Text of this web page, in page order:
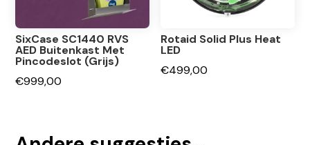
SixCase SC1440 RVS
AED Buitenkast Met
Pincodeslot (Grijs)
€999,00
Rotaid Solid Plus Heat
LED
€499,00